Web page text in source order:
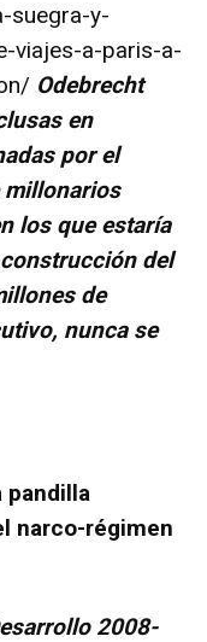
suegra-y-
viajes-a-paris-a-
Odebrecht
en
por el
millonarios
los que estaría
del
de
nunca se
pandilla
narco-régimen
2008-